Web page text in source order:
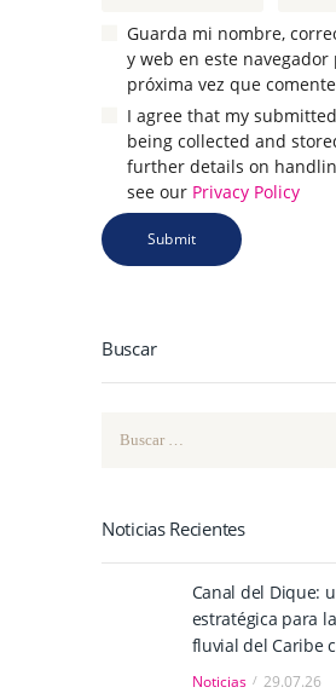
Guarda mi nombre,
y web en este navegador
próxima vez que
I agree that my
being collected and
further details on
see our Privacy Policy
Buscar
Noticias Recientes
Canal del Dique:
estratégica para
fluvial del Caribe
Noticias 29.07.26